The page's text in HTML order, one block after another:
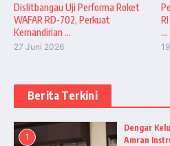
Dislitbangau Uji Performa Roket
WAFAR RD-702, Perkuat
Kemandirian ...
27 Juni 2026
...
Berita Terkini
1
Dengar
Amran